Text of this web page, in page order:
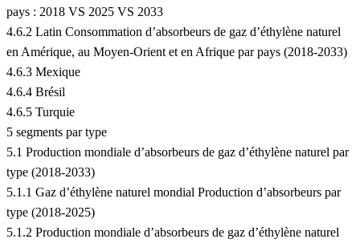
pays : 2018 VS 2025 VS 2033
4.6.2 Latin Consommation d’absorbeurs de gaz d’éthylène naturel
en Amérique, au Moyen-Orient et en Afrique par pays (2018-2033)
4.6.3 Mexique
4.6.4 Brésil
4.6.5 Turquie
5 segments par type
5.1 Production mondiale d’absorbeurs de gaz d’éthylène naturel par
type (2018-2033)
5.1.1 Gaz d’éthylène naturel mondial Production d’absorbeurs par
type (2018-2025)
5.1.2 Production mondiale d’absorbeurs de gaz d’éthylène naturel